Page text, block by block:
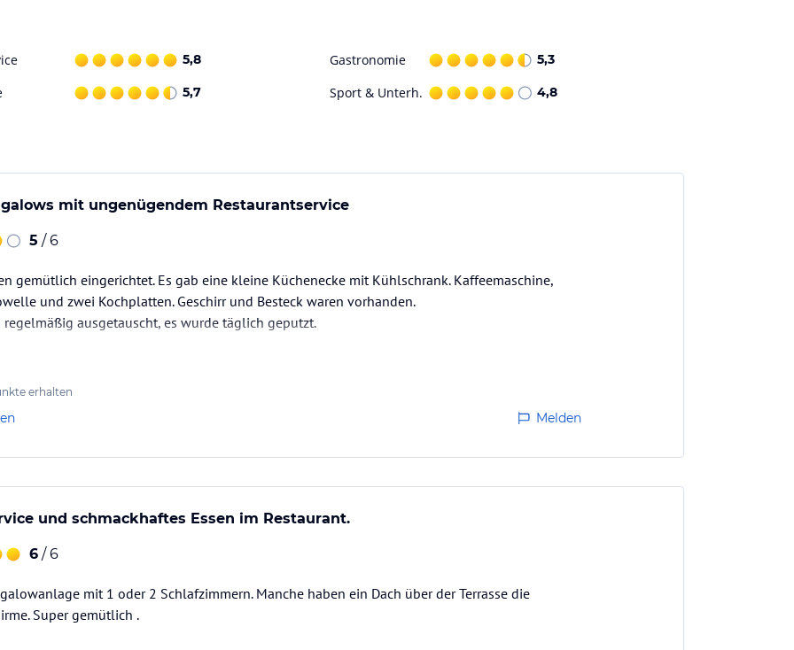
5,8 Gastronomie 5,3
5,7 Sport & Unterh. 4,8
mit ungenügendem Restaurantservice
5 / 6
gemütlich eingerichtet. Es gab eine kleine Küchenecke mit Kühlschrank. Kaffeemaschine,
und zwei Kochplatten. Geschirr und Besteck waren vorhanden.
ausgetauscht, es wurde täglich geputzt.
erhalten
Melden
und schmackhaftes Essen im Restaurant.
6 / 6
mit 1 oder 2 Schlafzimmern. Manche haben ein Dach über der Terrasse die
Super gemütlich .